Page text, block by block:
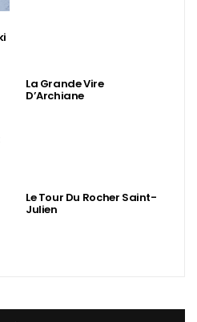
La Grande Vire
D’Archiane
Le Tour Du Rocher Saint-
Julien